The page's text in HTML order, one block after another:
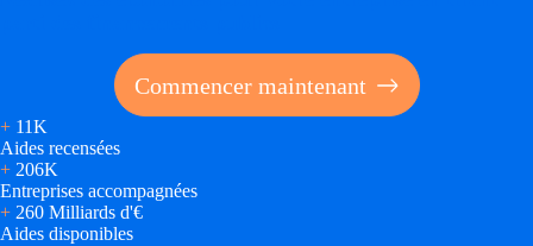
Trouvez des idées de
Quelles aides pour
Commencer maintenant
+ 11K
Aides recensées
+ 206K
Entreprises accompagnées
+ 260 Milliards d'€
Aides disponibles